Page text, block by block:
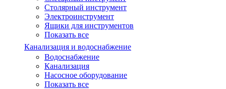
Столярный инструмент
Электроинструмент
Ящики для инструментов
Показать все
Канализация и водоснабжение
Водоснабжение
Канализация
Насосное оборудование
Показать все